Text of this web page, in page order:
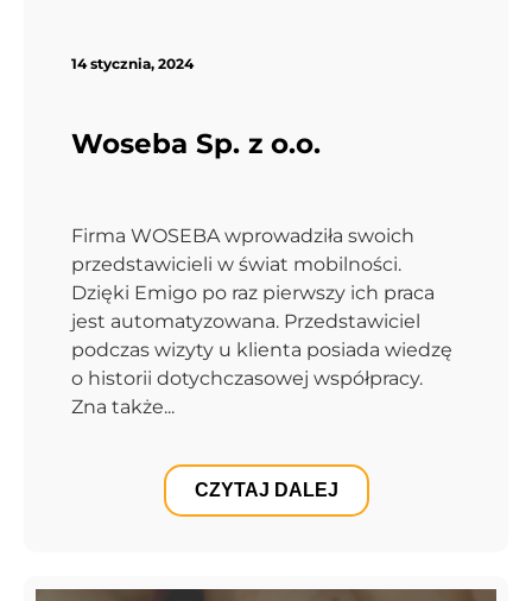
CZYTAJ DALEJ
14 stycznia, 2024
Woseba Sp. z o.o.
Firma WOSEBA wprowadziła swoich
przedstawicieli w świat mobilności.
Dzięki Emigo po raz pierwszy ich praca
jest automatyzowana. Przedstawiciel
podczas wizyty u klienta posiada wiedzę
o historii dotychczasowej współpracy.
Zna także...